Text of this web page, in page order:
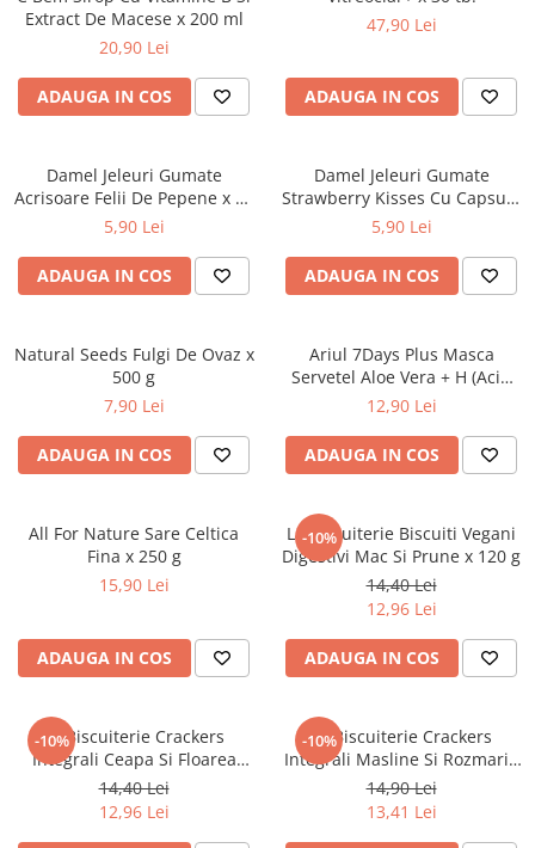
Raceala si gripa
Decongestionant nazal
Dureri in gat
Prostata
Infectii urinare
Antialergice
Durere si antiinflamatoare
Afectiuni neurovegetative
Neuropatii
Antistres si anxietate
Sedative
Afectiuni ORL
Afectiuni osteo-musculo-articulare
Afectiuni respiratorii
Dureri in gat
Raceala si gripa
Decongestionant nazal
Afectiuni urinare
Infectii urinare
Dieta, nutritie si wellness
Detoxifiere
Controlul greutatii
Igiena intima
Imunitate
Tonice si energizante
Vitamine si minerale
Uleiuri si unturi
Urinar
Ingrijire la domiciliu
Scaune de dus
Scaune WC de camera
Orteze cervicale
Orteze copii
Orteze mana
Orteze picior
Plasturi
Tensiometre
Termometre
Extract De Macese x 200 ml
20,90 Lei
ADAUGA IN COS
47,90 Lei
ADAUGA IN COS
Damel Jeleuri Gumate
Acrisoare Felii De Pepene x 80
g
5,90 Lei
ADAUGA IN COS
Damel Jeleuri Gumate
Strawberry Kisses Cu Capsuni
x 80 g
5,90 Lei
ADAUGA IN COS
Natural Seeds Fulgi De Ovaz x
500 g
7,90 Lei
ADAUGA IN COS
Ariul 7Days Plus Masca
Servetel Aloe Vera + H (Acid
Hyaluronic) PH 5.5 Pentru
12,90 Lei
ADAUGA IN COS
All For Nature Sare Celtica
Fina x 250 g
15,90 Lei
ADAUGA IN COS
-10%
La Biscuiterie Biscuiti Vegani
Digestivi Mac Si Prune x 120 g
14,40 Lei
12,96 Lei
ADAUGA IN COS
-10%
La Biscuiterie Crackers
Integrali Ceapa Si Floarea
Soarelui x 100 g
14,40 Lei
12,96 Lei
-10%
La Biscuiterie Crackers
Integrali Masline Si Rozmarin
x 100 g
14,90 Lei
13,41 Lei